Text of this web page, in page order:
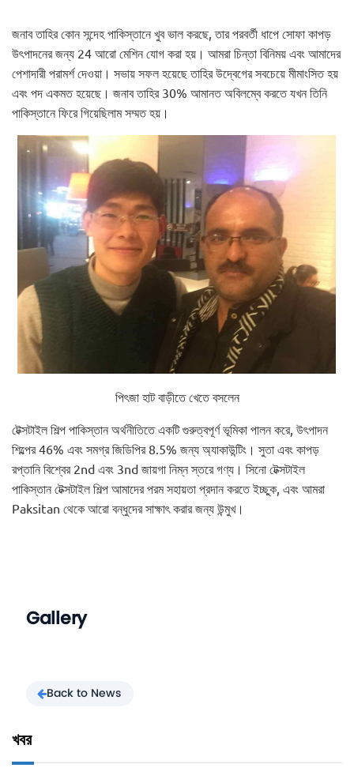
জনাব তাহির কোন সন্দেহ পাকিস্তানে খুব ভাল করছে, তার পরবর্তী ধাপে সোফা কাপড়
উৎপাদনের জন্য 24 আরো মেশিন যোগ করা হয়। আমরা চিন্তা বিনিময় এবং আমাদের
পেশাদারী পরামর্শ দেওয়া। সভায় সফল হয়েছে তাহির উদ্বেগের সবচেয়ে মীমাংসিত হয়
এবং পদ একমত হয়েছে। জনাব তাহির 30% আমানত অবিলম্বে করতে যখন তিনি
পাকিস্তানে ফিরে গিয়েছিলাম সম্মত হয়।
পিৎজা হাট বাড়ীতে খেতে বসলেন
টেক্সটাইল শিল্প পাকিস্তান অর্থনীতিতে একটি গুরুত্বপূর্ণ ভূমিকা পালন করে, উৎপাদন
শিল্পের 46% এবং সমগ্র জিডিপির 8.5% জন্য অ্যাকাউন্টিং। সুতা এবং কাপড়
রপ্তানি বিশ্বের 2nd এবং 3nd জায়গা নিম্ন স্তরে গণ্য। সিনো টেক্সটাইল
পাকিস্তান টেক্সটাইল শিল্প আমাদের পরম সহায়তা প্রদান করতে ইচ্ছুক, এবং আমরা
Paksitan থেকে আরো বন্ধুদের সাক্ষাৎ করার জন্য উন্মুখ।
Gallery
Back to News
খবর